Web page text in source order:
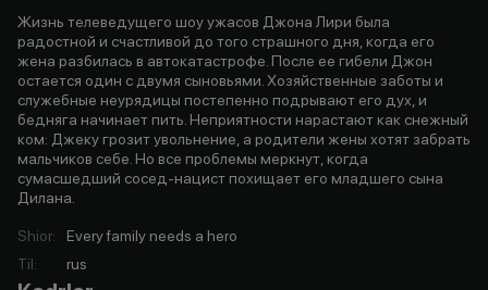
Жизнь телеведущего шоу ужасов Джона Лири была
радостной и счастливой до того страшного дня, когда его
жена разбилась в автокатастрофе. После ее гибели Джон
остается один с двумя сыновьями. Хозяйственные заботы и
служебные неурядицы постепенно подрывают его дух, и
бедняга начинает пить. Неприятности нарастают как снежный
ком: Джеку грозит увольнение, а родители жены хотят забрать
мальчиков себе. Но все проблемы меркнут, когда
сумасшедший сосед-нацист похищает его младшего сына
Дилана.
Shior:
Every family needs a hero
Til: rus